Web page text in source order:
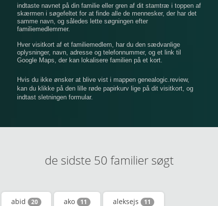
indtaste navnet på din familie eller gren af ​​dit stamtræ i toppen af
​​skærmen i søgefeltet for at finde alle de mennesker, der har det
samme navn, og således lette søgningen efter
familiemedlemmer.
Hver visitkort af et familiemedlem, har du den sædvanlige
oplysninger, navn, adresse og telefonnummer, og et link til
Google Maps, der kan lokalisere familien på et kort.
Hvis du ikke ønsker at blive vist i mappen genealogic.review,
kan du klikke på den lille røde papirkurv lige på dit visitkort, og
indtast sletningen formular.
de sidste 50 familier søgt
abid 20 ako 11 aleksejs 11